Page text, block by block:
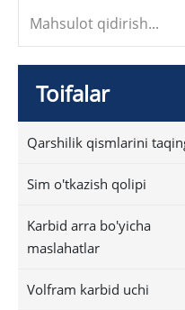
Toifalar
Qarshilik qismlarini
Sim o'tkazish qolipi
Karbid arra bo'yicha
maslahatlar
Volfram karbid uchi